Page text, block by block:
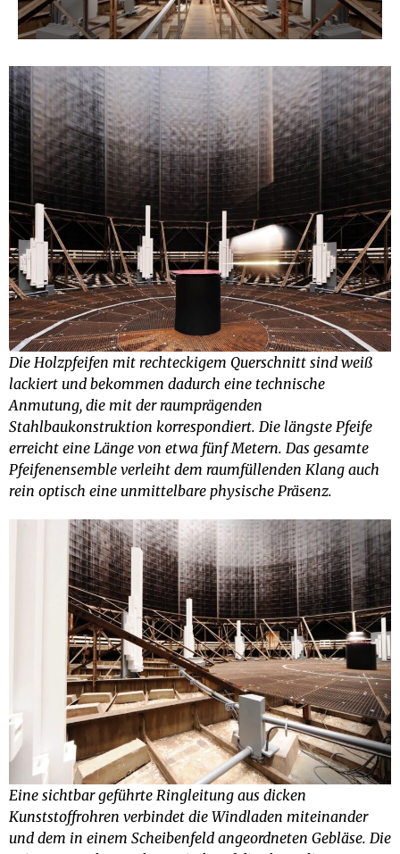
Die Holzpfeifen mit rechteckigem Querschnitt sind weiß
lackiert und bekommen dadurch eine technische
Anmutung, die mit der raumprägenden
Stahlbaukonstruktion korrespondiert. Die längste Pfeife
erreicht eine Länge von etwa fünf Metern. Das gesamte
Pfeifenensemble verleiht dem raumfüllenden Klang auch
rein optisch eine unmittelbare physische Präsenz.
Eine sichtbar geführte Ringleitung aus dicken
Kunststoffrohren verbindet die Windladen miteinander
und dem in einem Scheibenfeld angeordneten Gebläse. Die